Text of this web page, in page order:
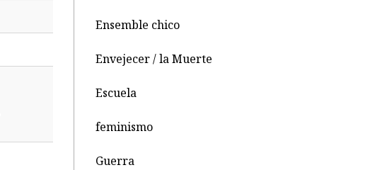
Ensemble chico
Envejecer / la Muerte
Escuela
feminismo
Guerra